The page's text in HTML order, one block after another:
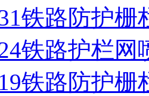
铁路防护栅
铁路护栏网
铁路防护栅